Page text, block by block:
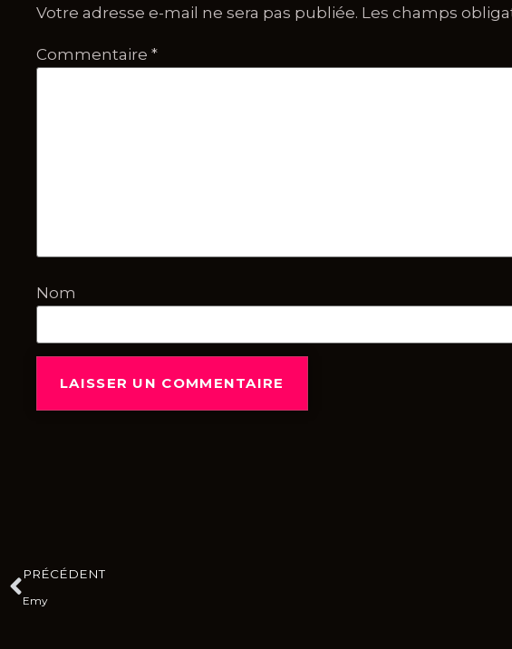
Votre adresse e-mail ne sera pas publiée. Les champs
Commentaire *
Nom
PRÉCÉDENT
Emy